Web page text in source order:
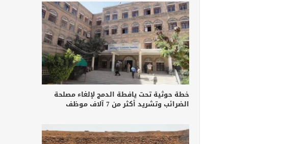
خطة حوثية تحت يافطة الدمج لإلغاء مصلحة
الضرائب وتشريد أكثر من 7 آلاف موظف